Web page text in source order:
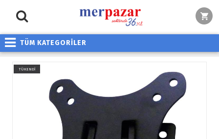
TÜM KATEGORİLER
TÜKENDİ